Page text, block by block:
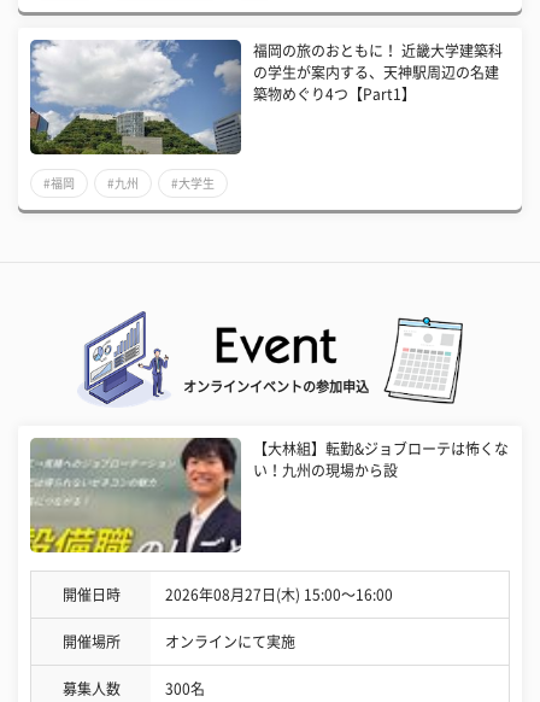
福岡の旅のおともに！ 近畿大学建築科
の学生が案内する、天神駅周辺の名建
築物めぐり4つ【Part1】
#福岡 #九州 #大学生
オンラインイベントの参加申込
【大林組】転勤&ジョブローテは怖くな
い！九州の現場から設
開催日時 2026年08月27日(木) 15:00〜16:00
開催場所 オンラインにて実施
募集人数 300名